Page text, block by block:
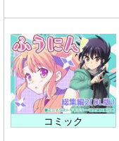
コミック